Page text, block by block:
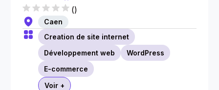
()
Caen
Creation de site internet
Développement web
WordPress
E-commerce
Voir +